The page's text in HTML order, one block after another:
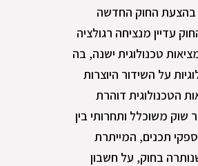
בהצעת החוק החדשה
עדיין מנציחה רגולציה
טכנולוגית ישנה, בה
על השידור היוצרות
הטכנולוגית דוהרת
משוכלל ותחרותי בין
תכנים, המייתרת
בחוק, על חשבון